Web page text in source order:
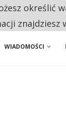
PRZEZNACZAJĄ NA
WIADOMOŚCI
określić
znajdziesz